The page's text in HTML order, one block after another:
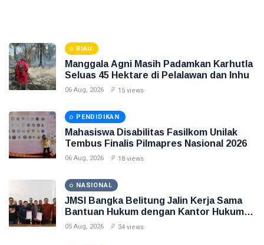
RIAU
Manggala Agni Masih Padamkan Karhutla
Seluas 45 Hektare di Pelalawan dan Inhu
06 Aug, 2026 15 views
PENDIDIKAN
Mahasiswa Disabilitas Fasilkom Unilak
Tembus Finalis Pilmapres Nasional 2026
06 Aug, 2026 18 views
NASIONAL
JMSI Bangka Belitung Jalin Kerja Sama
Bantuan Hukum dengan Kantor Hukum
Sapta Qodria Muafi & Rekan
05 Aug, 2026 34 views